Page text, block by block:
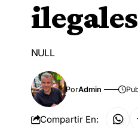
ilegales
NULL
PorAdmin
Compartir En: